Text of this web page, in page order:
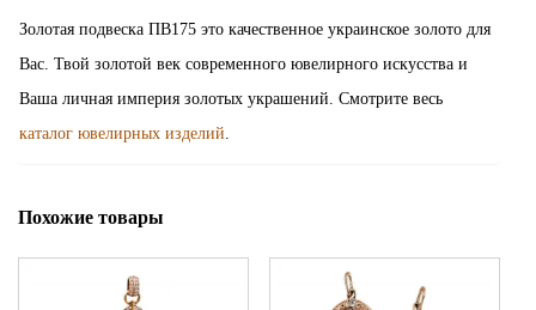
Золотая подвеска ПВ175 это качественное украинское золото для
Вас. Твой золотой век современного ювелирного искусства и
Ваша личная империя золотых украшений. Смотрите весь
каталог ювелирных изделий
Похожие товары